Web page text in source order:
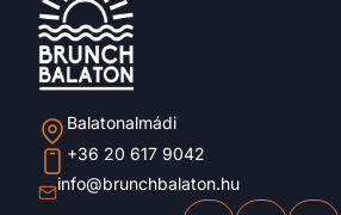
Balatonalmádi
+36 20 617 9042
info@brunchbalaton.hu